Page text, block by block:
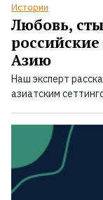
Истории
Любовь,
Азию
Наш эксперт
азиатским